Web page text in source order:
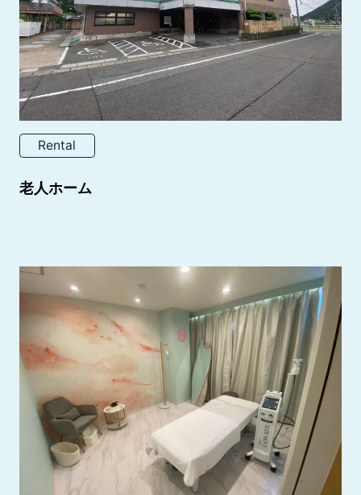
Rental
老人ホーム